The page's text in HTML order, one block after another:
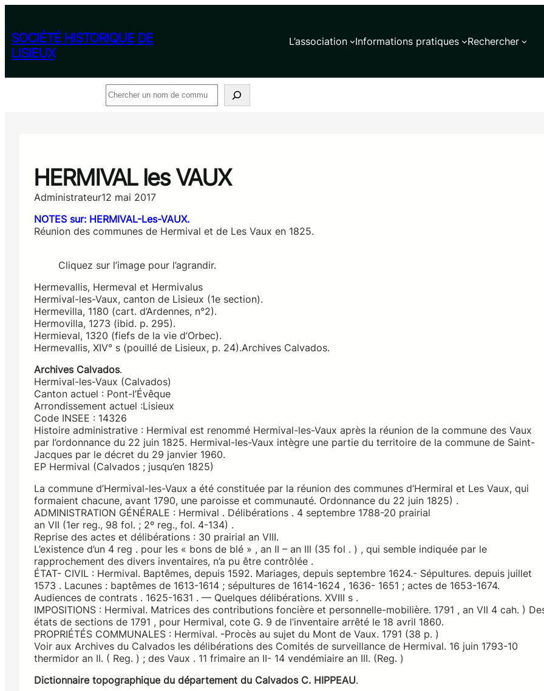
contenu
SOCIÉTÉ HISTORIQUE DE
LISIEUX
L’association Informations pratiques Rechercher
HERMIVAL les VAUX
Administrateur12 mai 2017
NOTES sur: HERMIVAL-Les-VAUX.
Réunion des communes de Hermival et de Les Vaux en 1825.
Cliquez sur l’image pour l’agrandir.
Hermevallis, Hermeval et Hermivalus
Hermival-les-Vaux, canton de Lisieux (1e section).
Hermevilla, 1180 (cart. d’Ardennes, n°2).
Hermovilla, 1273 (ibid. p. 295).
Hermieval, 1320 (fiefs de la vie d’Orbec).
Hermevallis, XIV° s (pouillé de Lisieux, p. 24).Archives Calvados.
Archives Calvados.
Hermival-les-Vaux (Calvados)
Canton actuel : Pont-l’Évêque
Arrondissement actuel :Lisieux
Code INSEE : 14326
Histoire administrative : Hermival est renommé Hermival-les-Vaux après la réunion de la commune des Vaux
par l’ordonnance du 22 juin 1825. Hermival-les-Vaux intègre une partie du territoire de la commune de Saint-
Jacques par le décret du 29 janvier 1960.
EP Hermival (Calvados ; jusqu’en 1825)
La commune d’Hermival-les-Vaux a été constituée par la réunion des communes d’Hermiral et Les Vaux, qui
formaient chacune, avant 1790, une paroisse et communauté. Ordonnance du 22 juin 1825) .
ADMINISTRATION GÉNÉRALE : Hermival . Délibérations . 4 septembre 1788-20 prairial
an VII (1er reg., 98 fol. ; 2º reg., fol. 4-134) .
Reprise des actes et délibérations : 30 prairial an VIII.
L’existence d’un 4 reg . pour les « bons de blé » , an II – an III (35 fol . ) , qui semble indiquée par le
rapprochement des divers inventaires, n’a pu être contrôlée .
ÉTAT- CIVIL : Hermival. Baptêmes, depuis 1592. Mariages, depuis septembre 1624.- Sépultures. depuis juillet
1573 . Lacunes : baptêmes de 1613-1614 ; sépultures de 1614-1624 , 1636- 1651 ; actes de 1653-1674.
Audiences de contrats . 1625-1631 . — Quelques délibérations. XVIII s .
IMPOSITIONS : Hermival. Matrices des contributions foncière et personnelle-mobilière. 1791 , an VII 4 cah. )
états de sections de 1791 , pour Hermival, cote G. 9 de l’inventaire arrêté le 18 avril 1860.
PROPRIÉTÉS COMMUNALES : Hermival. -Procès au sujet du Mont de Vaux. 1791 (38 p. )
Voir aux Archives du Calvados les délibérations des Comités de surveillance de Hermival. 16 juin 1793-10
thermidor an II. ( Reg. ) ; des Vaux . 11 frimaire an II- 14 vendémiaire an III. (Reg. )
Dictionnaire topographique du département du Calvados C. HIPPEAU.